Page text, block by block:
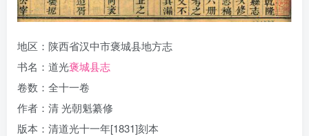
地区：陕西省汉中市褒城县地方志
书名：道光褒城县志
卷数：全十一卷
作者：清 光朝魁纂修
版本：清道光十一年[1831]刻本